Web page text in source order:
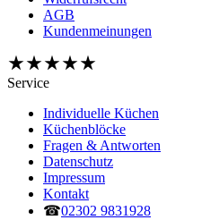
AGB
Kundenmeinungen
Service
Individuelle Küchen
Küchenblöcke
Fragen & Antworten
Datenschutz
Impressum
Kontakt
☎︎02302 9831928